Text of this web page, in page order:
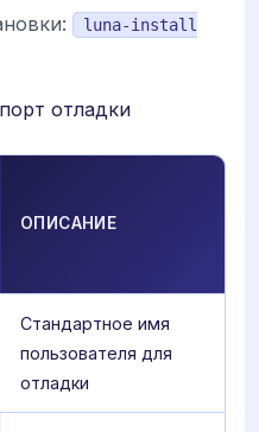
luna-install
отладки
ОПИСАНИЕ
Стандартное имя
пользователя для
отладки